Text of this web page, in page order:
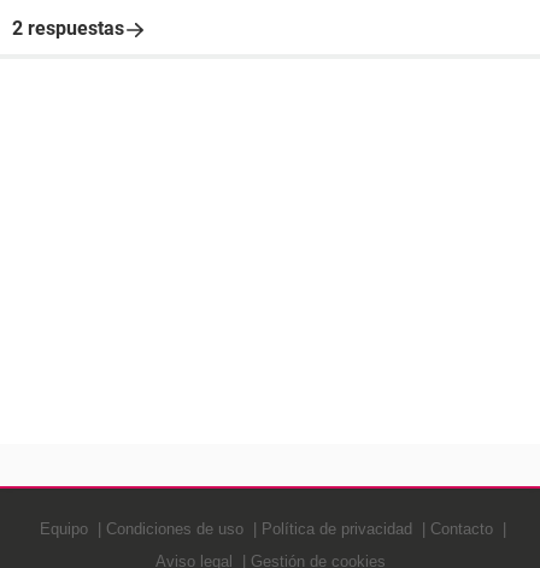
2 respuestas
Equipo Condiciones de uso Política de privacidad
Contacto
Aviso legal
Gestión de cookies